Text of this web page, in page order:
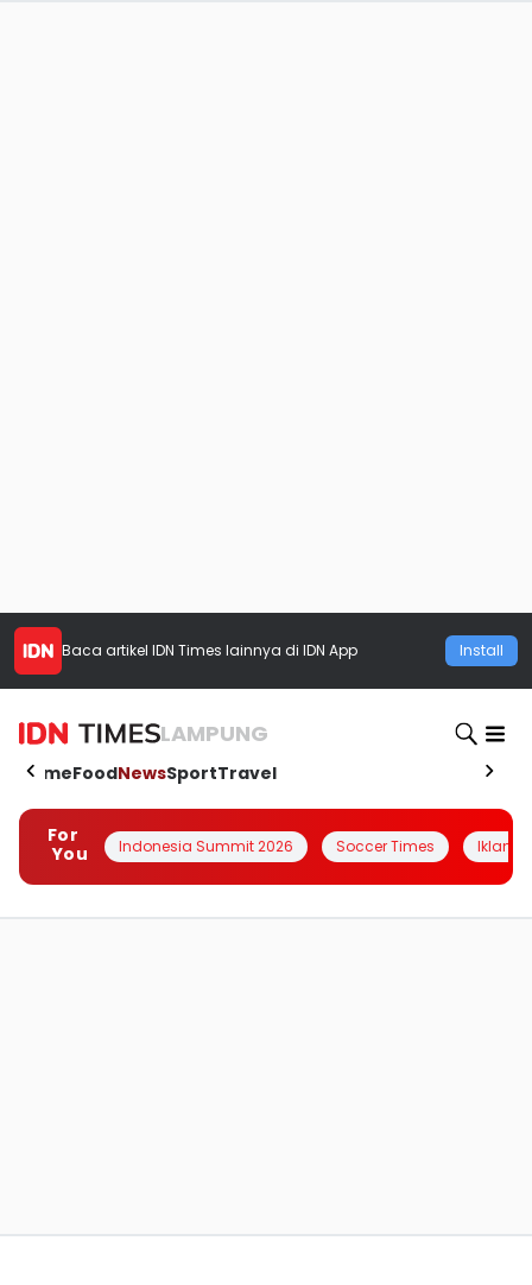
Baca artikel IDN Times lainnya di IDN App Install
LAMPUNG
HomeFoodNewsSportTravel
For
You
Indonesia Summit 2026 Soccer Times Iklanin